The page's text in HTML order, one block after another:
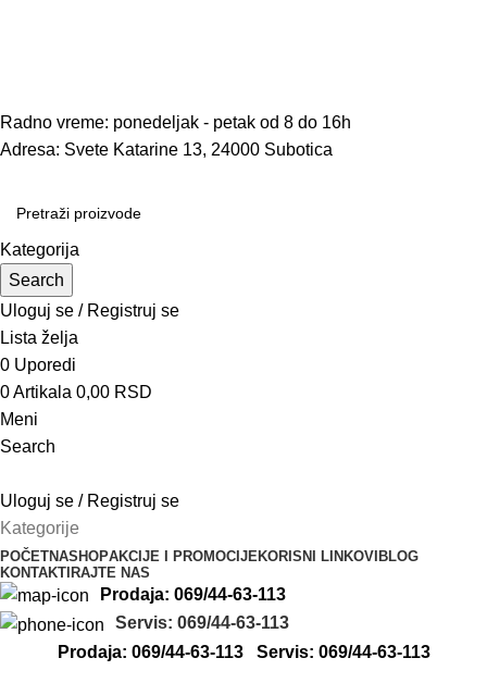
Radno vreme: ponedeljak - petak od 8 do 16h
Adresa: Svete Katarine 13, 24000 Subotica
Kategorija
Search
Uloguj se / Registruj se
Lista želja
0 Uporedi
0Artikala 0,00 RSD
Meni
Search
Uloguj se / Registruj se
Kategorije
POČETNASHOPAKCIJE I PROMOCIJEKORISNI LINKOVI BLOG
KONTAKTIRAJTE NAS
Prodaja: 069/44-63-113
Servis: 069/44-63-113
Prodaja: 069/44-63-113
Servis: 069/44-63-113